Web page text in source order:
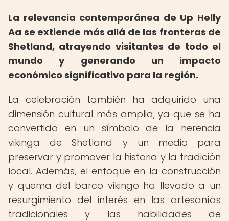
La relevancia contemporánea de Up Helly
Aa se extiende más allá de las fronteras de
Shetland, atrayendo visitantes de todo el
mundo y generando un impacto
económico significativo para la región.
La celebración también ha adquirido una
dimensión cultural más amplia, ya que se ha
convertido en un símbolo de la herencia
vikinga de Shetland y un medio para
preservar y promover la historia y la tradición
local. Además, el enfoque en la construcción
y quema del barco vikingo ha llevado a un
resurgimiento del interés en las artesanías
tradicionales y las habilidades de